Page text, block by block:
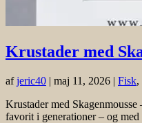
Krustader med
afjeric40 | maj 11, 2026 | Fisk,
Krustader med
favorit i generationer – og